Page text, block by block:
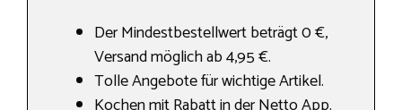
Der Mindestbestellwert beträgt 0 €,
Versand möglich ab 4,95 €.
Tolle Angebote für wichtige Artikel.